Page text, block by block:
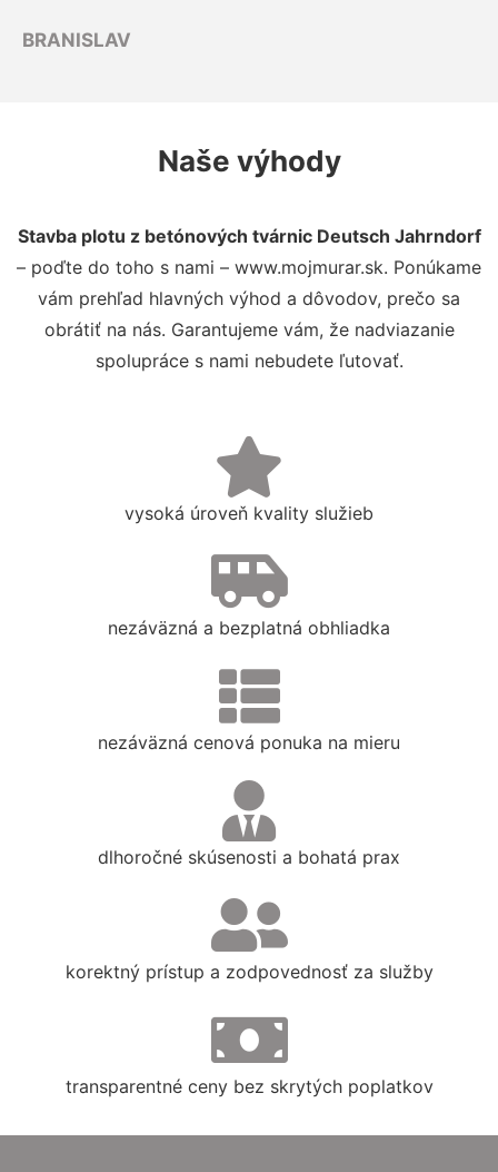
BRANISLAV
Naše výhody
Stavba plotu z betónových tvárnic Deutsch Jahrndorf
– poďte do toho s nami – www.mojmurar.sk. Ponúkame
vám prehľad hlavných výhod a dôvodov, prečo sa
obrátiť na nás. Garantujeme vám, že nadviazanie
spolupráce s nami nebudete ľutovať.
vysoká úroveň kvality služieb
nezáväzná a bezplatná obhliadka
nezáväzná cenová ponuka na mieru
dlhoročné skúsenosti a bohatá prax
korektný prístup a zodpovednosť za služby
transparentné ceny bez skrytých poplatkov